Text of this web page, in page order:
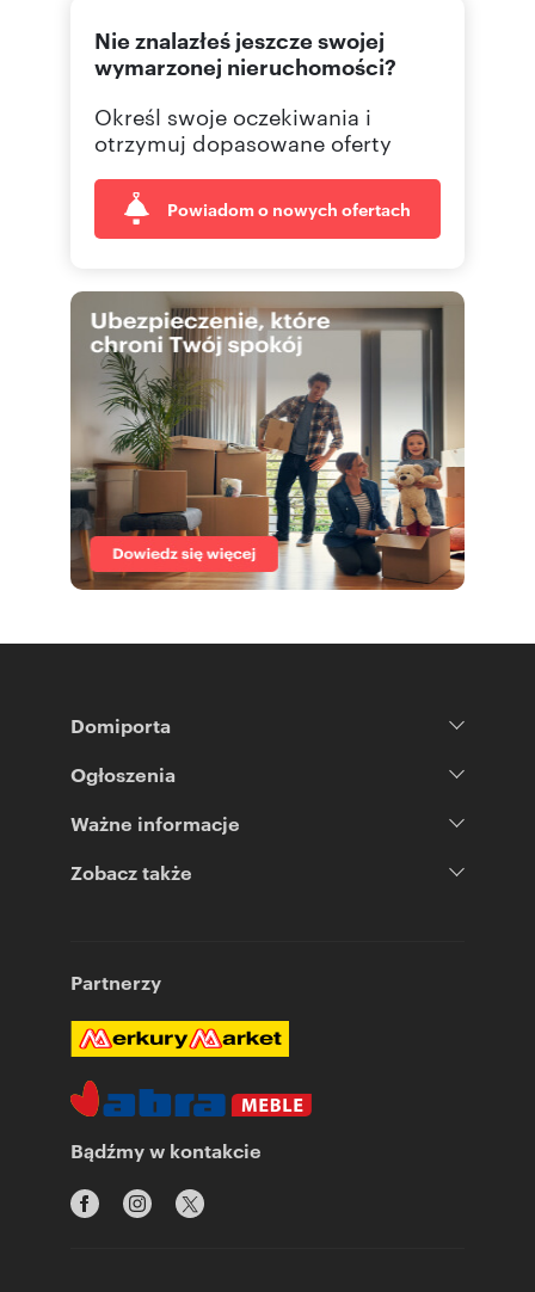
Nie znalazłeś jeszcze swojej
wymarzonej nieruchomości?
Określ swoje oczekiwania i
otrzymuj dopasowane oferty
Powiadom o nowych ofertach
Domiporta
Ogłoszenia
Ważne informacje
Zobacz także
Partnerzy
Bądźmy w kontakcie